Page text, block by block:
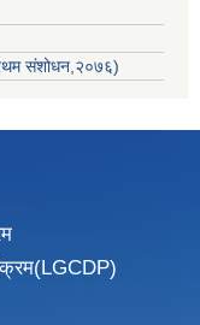
संशोधन,२०७६)